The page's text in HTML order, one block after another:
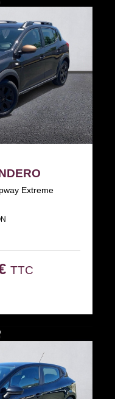
Extreme
TTC